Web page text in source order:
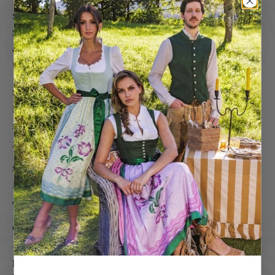
Schleife in der Mitte
Schleife in der Mitte Dies ist das traditionelle Zeichen
dafür, dass die Trägerin noch Jungfrau ist. Auch
Unentschlossene binden hier gerne die Schleife.
Schleife in der Mitte
Dies ist das traditionelle Zeichen dafür, dass die Trägerin
noch Jungfrau ist. Auch Unentschlossene binden hier
gerne die Schleife.
Schleife hinten
Mit der hinten gebundenen Schleife zeigt die Trägerin,
dass sie bereits verwitwet ist.
Gössls Doppeltes Schürzenband bietet unzählige
Möglichkeiten, diesen individuellen Dirndllook zu
perfektionieren. Von edlen Knoten bis zur extravaganten